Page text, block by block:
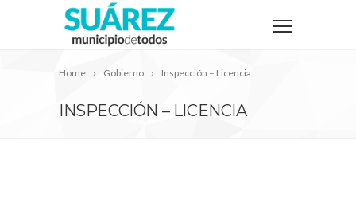
Home Gobierno Inspección – Licencia
INSPECCIÓN – LICENCIA